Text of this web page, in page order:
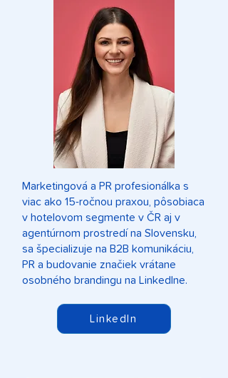
Marketingová a PR profesionálka s
viac ako 15-ročnou praxou, pôsobiaca
v hotelovom segmente v ČR aj v
agentúrnom prostredí na Slovensku,
sa špecializuje na B2B komunikáciu,
PR a budovanie značiek vrátane
osobného brandingu na LinkedIne.
LinkedIn